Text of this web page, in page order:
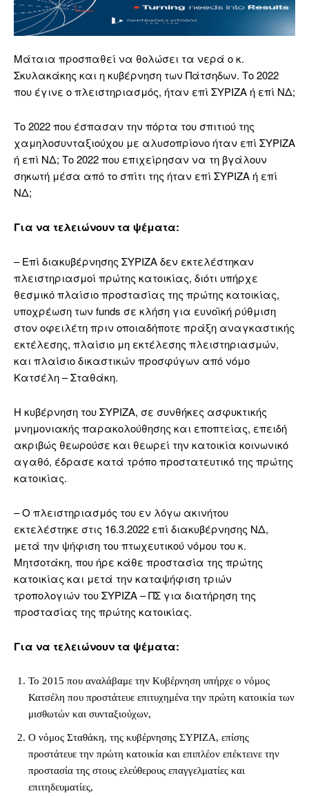
Μάταια προσπαθεί να θολώσει τα νερά ο κ.
Σκυλακάκης και η κυβέρνηση των Πάτσηδων. Το 2022
που έγινε ο πλειστηριασμός, ήταν επί ΣΥΡΙΖΑ ή επί ΝΔ;
Το 2022 που έσπασαν την πόρτα του σπιτιού της
χαμηλοσυνταξιούχου με αλυσοπρίονο ήταν επί ΣΥΡΙΖΑ
ή επί ΝΔ; Το 2022 που επιχείρησαν να τη βγάλουν
σηκωτή μέσα από το σπίτι της ήταν επί ΣΥΡΙΖΑ ή επί
ΝΔ;
Για να τελειώνουν τα ψέματα:
– Επί διακυβέρνησης ΣΥΡΙΖΑ δεν εκτελέστηκαν
πλειστηριασμοί πρώτης κατοικίας, διότι υπήρχε
θεσμικό πλαίσιο προστασίας της πρώτης κατοικίας,
υποχρέωση των funds σε κλήση για ευνοϊκή ρύθμιση
στον οφειλέτη πριν οποιαδήποτε πράξη αναγκαστικής
εκτέλεσης, πλαίσιο μη εκτέλεσης πλειστηριασμών,
και πλαίσιο δικαστικών προσφύγων από νόμο
Κατσέλη – Σταθάκη.
Η κυβέρνηση του ΣΥΡΙΖΑ, σε συνθήκες ασφυκτικής
μνημονιακής παρακολούθησης και εποπτείας, επειδή
ακριβώς θεωρούσε και θεωρεί την κατοικία κοινωνικό
αγαθό, έδρασε κατά τρόπο προστατευτικό της πρώτης
κατοικίας.
– Ο πλειστηριασμός του εν λόγω ακινήτου
εκτελέστηκε στις 16.3.2022 επί διακυβέρνησης ΝΔ,
μετά την ψήφιση του πτωχευτικού νόμου του κ.
Μητσοτάκη, που ήρε κάθε προστασία της πρώτης
κατοικίας και μετά την καταψήφιση τριών
τροπολογιών του ΣΥΡΙΖΑ – ΠΣ για διατήρηση της
προστασίας της πρώτης κατοικίας.
Για να τελειώνουν τα ψέματα:
Το 2015 που αναλάβαμε την Κυβέρνηση υπήρχε ο νόμος
Κατσέλη που προστάτευε επιτυχημένα την πρώτη κατοικία των
μισθωτών και συνταξιούχων,
Ο νόμος Σταθάκη, της κυβέρνησης ΣΥΡΙΖΑ, επίσης
προστάτευε την πρώτη κατοικία και επιπλέον επέκτεινε την
προστασία της στους ελεύθερους επαγγελματίες και
επιτηδευματίες,